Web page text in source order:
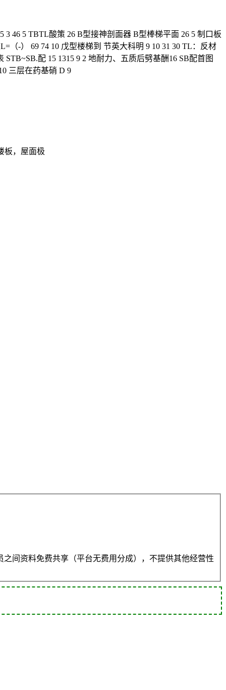
3 46 5 TBTL酸策 26 B型接神剖面器 B型棒梯平面 26 5 制口板
（-） 69 74 10 戊型楼梯到 节英大科明 9 10 31 30 TL：反材
配 15 1315 9 2 地耐力、五质后劈基酬16 SB配首图
三层在药基硝 D 9
板，屋面极
间资料免费共享（平台无费用分成），不提供其他经营性